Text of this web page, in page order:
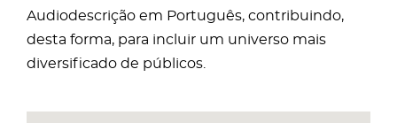
Audiodescrição em Português, contribuindo,
desta forma, para incluir um universo mais
diversificado de públicos.